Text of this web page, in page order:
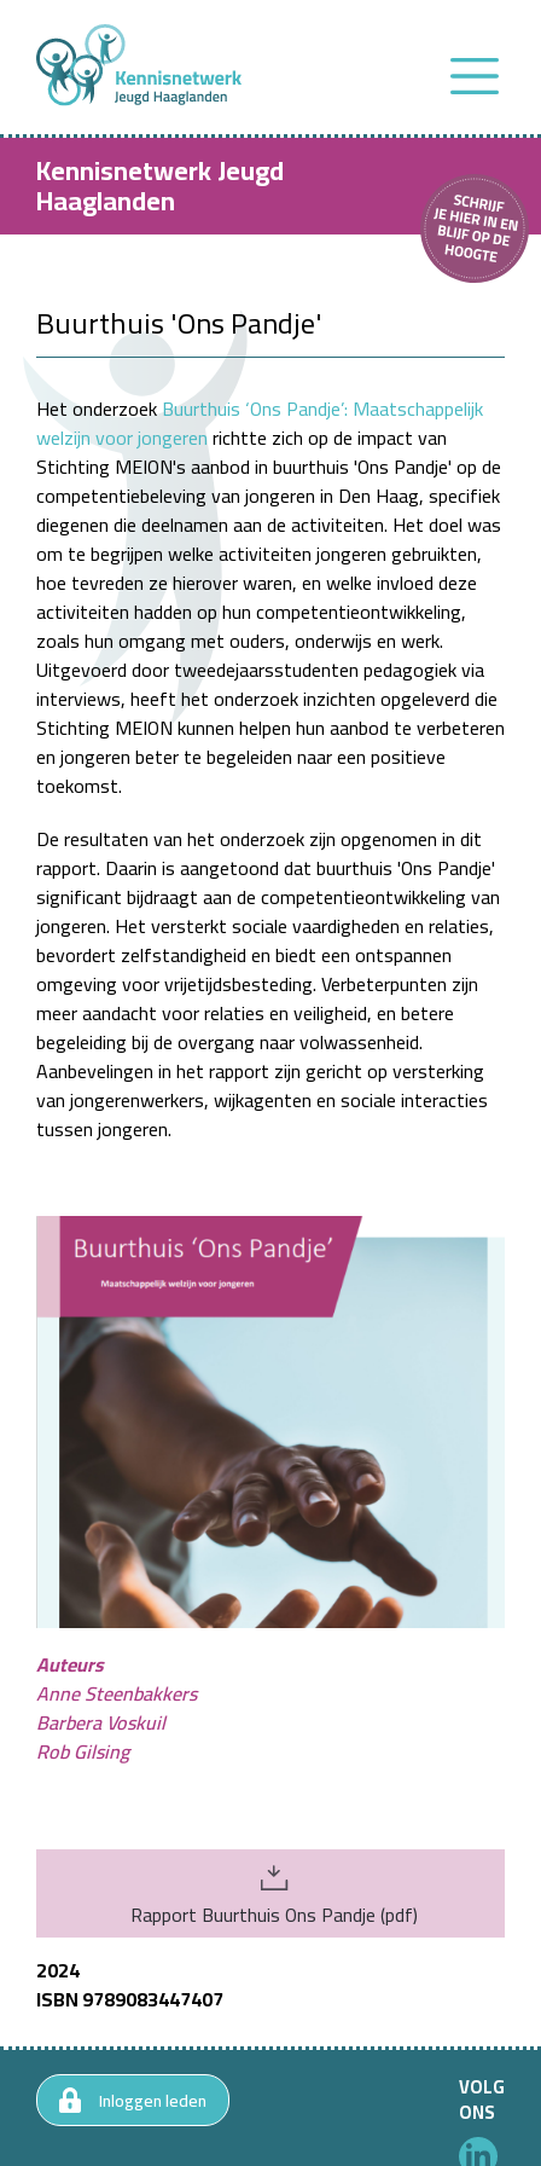
Kennisnetwerk Jeugd
Haaglanden
Buurthuis 'Ons Pandje'
Het onderzoekBuurthuis ‘Ons Pandje’: Maatschappelijk
welzijn voor jongerenrichtte zich op de impact van
Stichting MEION's aanbod in buurthuis 'Ons Pandje' op de
competentiebeleving van jongeren in Den Haag, specifiek
diegenen die deelnamen aan de activiteiten. Het doel was
om te begrijpen welke activiteiten jongeren gebruikten,
hoe tevreden ze hierover waren, en welke invloed deze
activiteiten hadden op hun competentieontwikkeling,
zoals hun omgang met ouders, onderwijs en werk.
Uitgevoerd door tweedejaarsstudenten pedagogiek via
interviews, heeft het onderzoek inzichten opgeleverd die
Stichting MEION kunnen helpen hun aanbod te verbeteren
en jongeren beter te begeleiden naar een positieve
toekomst.
De resultaten van het onderzoek zijn opgenomen in dit
rapport. Daarin is aangetoond dat buurthuis 'Ons Pandje'
significant bijdraagt aan de competentieontwikkeling van
jongeren. Het versterkt sociale vaardigheden en relaties,
bevordert zelfstandigheid en biedt een ontspannen
omgeving voor vrijetijdsbesteding. Verbeterpunten zijn
meer aandacht voor relaties en veiligheid, en betere
begeleiding bij de overgang naar volwassenheid.
Aanbevelingen in het rapport zijn gericht op versterking
van jongerenwerkers, wijkagenten en sociale interacties
tussen jongeren.
Auteurs
Anne Steenbakkers
Barbera Voskuil
Rob Gilsing
Rapport Buurthuis Ons Pandje(pdf)
2024
ISBN 9789083447407
Inloggen leden VOLG
ONS